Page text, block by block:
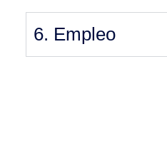
6. Empleo